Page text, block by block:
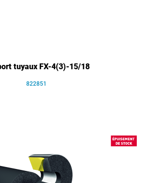
tuyaux FX-4(3)-15/18
822851